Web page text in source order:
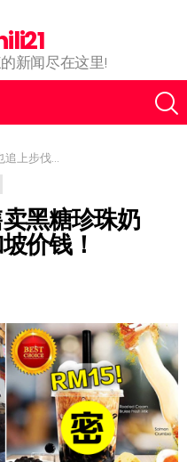
新闻尽在这里!
奶茶！网友：贵过新加坡价钱！
黑糖珍珠奶
价钱！